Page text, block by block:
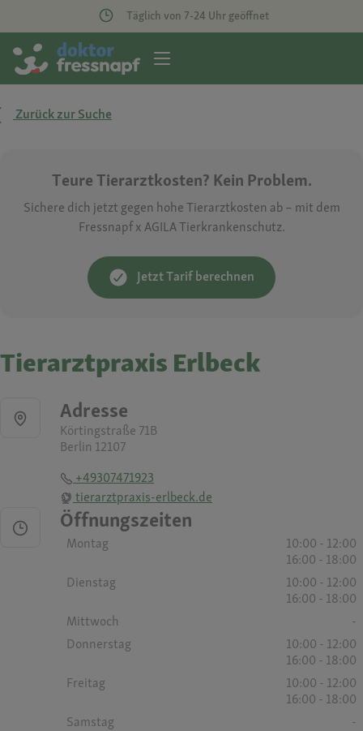
Täglich von 7-24 Uhr geöffnet
Zurück zur Suche
Teure Tierarztkosten? Kein Problem.
Sichere dich jetzt gegen hohe Tierarztkosten ab – mit dem
Fressnapf x AGILA Tierkrankenschutz.
Jetzt Tarif berechnen
Tierarztpraxis Erlbeck
Adresse
Körtingstraße 71B
Berlin 12107
+49307471923
tierarztpraxis-erlbeck.de
Öffnungszeiten
Montag
10:00 - 12:00
16:00 - 18:00
Dienstag
10:00 - 12:00
16:00 - 18:00
Mittwoch
-
Donnerstag
10:00 - 12:00
16:00 - 18:00
Freitag
10:00 - 12:00
16:00 - 18:00
Samstag
-